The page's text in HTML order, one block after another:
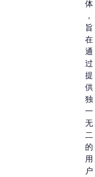
体
，
旨
在
通
过
提
供
独
一
无
二
的
用
户